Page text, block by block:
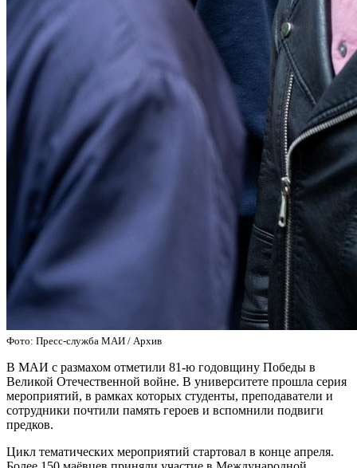
Фото: Пресс-служба МАИ / Архив
В МАИ с размахом отметили 81‑ю годовщину Победы в
Великой Отечественной войне. В университете прошла серия
мероприятий, в рамках которых студенты, преподаватели и
сотрудники почтили память героев и вспомнили подвиги
предков.
Цикл тематических мероприятий стартовал в конце апреля.